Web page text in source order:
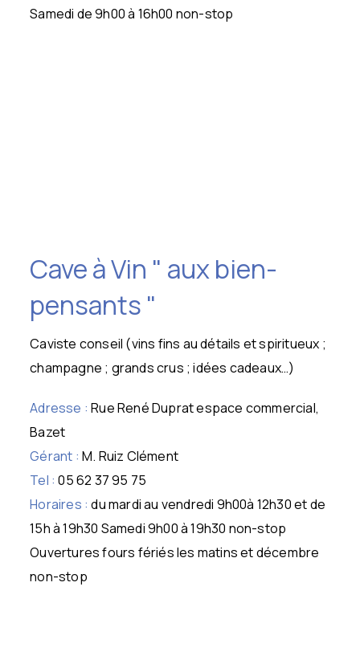
Samedi de 9h00 à 16h00 non-stop
Cave à Vin " aux bien-
pensants "
Caviste conseil (vins fins au détails et spiritueux ;
champagne ; grands crus ; idées cadeaux…)
Adresse : Rue René Duprat espace commercial,
Bazet
Gérant : M. Ruiz Clément
Tel : 05 62 37 95 75
Horaires : du mardi au vendredi 9h00à 12h30 et de
15h à 19h30 Samedi 9h00 à 19h30 non-stop
Ouvertures fours fériés les matins et décembre
non-stop